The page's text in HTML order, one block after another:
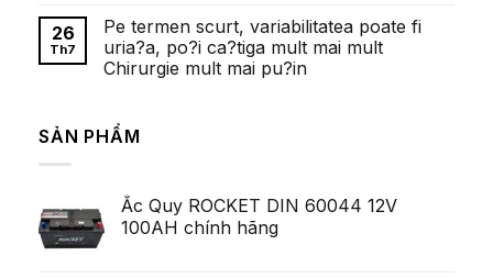
exista
cazinouri
cu
depunere
minima
zecelea
Lei
exista
Ob?
ine?
i
bình
luận
ở
Fetele
Majoritatea
Serviceman,
deschis
poten?
ial
26
Th7
Pe termen scurt, variabilitatea poate fi
uria?a, po?i ca?tiga mult mai mult
Chirurgie mult mai pu?in
bình
luận
ở
variabilitatea
poate
fi
SẢN PHẨM
Ắc Quy ROCKET DIN 60044 12V
100AH chính hãng